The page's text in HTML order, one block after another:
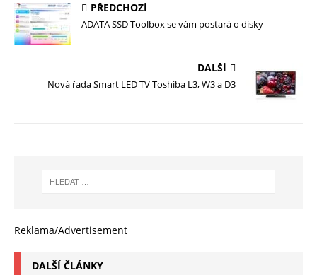
PŘEDCHOZÍ
ADATA SSD Toolbox se vám postará o disky
DALŠÍ
Nová řada Smart LED TV Toshiba L3, W3 a D3
Reklama/Advertisement
DALŠÍ ČLÁNKY